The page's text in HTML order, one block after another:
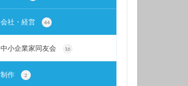
会社・経営 44
中小企業家同友会 16
制作 2